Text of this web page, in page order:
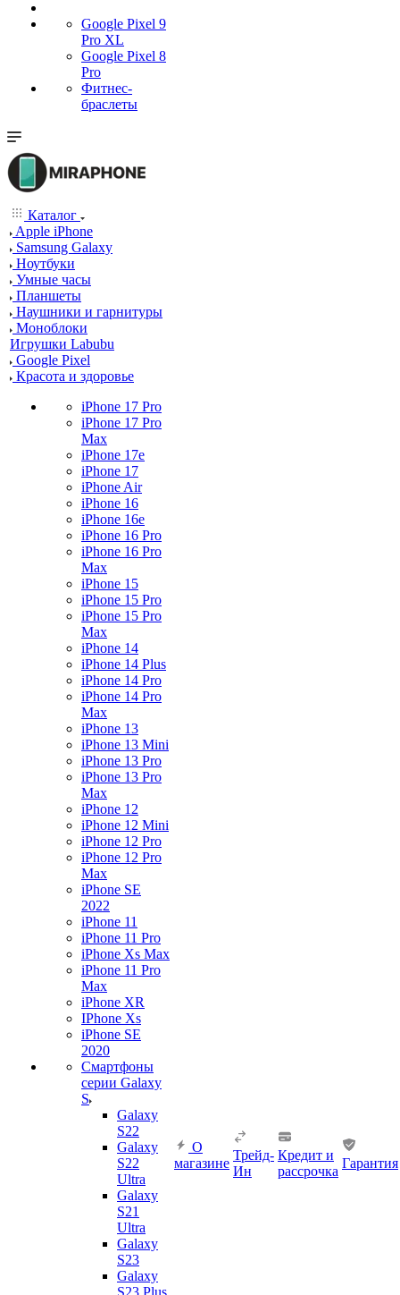
Google Pixel 9
Pro XL
Google Pixel 8
Pro
Фитнес-
браслеты
Каталог
Apple iPhone
Samsung Galaxy
Ноутбуки
Умные часы
Планшеты
Наушники и гарнитуры
Моноблоки
Игрушки Labubu
Google Pixel
Красота и здоровье
iPhone 17 Pro
iPhone 17 Pro
Max
iPhone 17e
iPhone 17
iPhone Air
iPhone 16
iPhone 16e
iPhone 16 Pro
iPhone 16 Pro
Max
iPhone 15
iPhone 15 Pro
iPhone 15 Pro
Max
iPhone 14
iPhone 14 Plus
iPhone 14 Pro
iPhone 14 Pro
Max
iPhone 13
iPhone 13 Mini
iPhone 13 Pro
iPhone 13 Pro
Max
iPhone 12
iPhone 12 Mini
iPhone 12 Pro
iPhone 12 Pro
Max
iPhone SE
2022
iPhone 11
iPhone 11 Pro
iPhone Xs Max
iPhone 11 Pro
Max
iPhone XR
IPhone Xs
iPhone SE
2020
Смартфоны
серии Galaxy
S
Galaxy
S22
Galaxy
S22
Ultra
Galaxy
S21
Ultra
Galaxy
S23
Galaxy
S23 Plus
О
магазине
Трейд-
Ин
Кредит и
рассрочка
Гарантия